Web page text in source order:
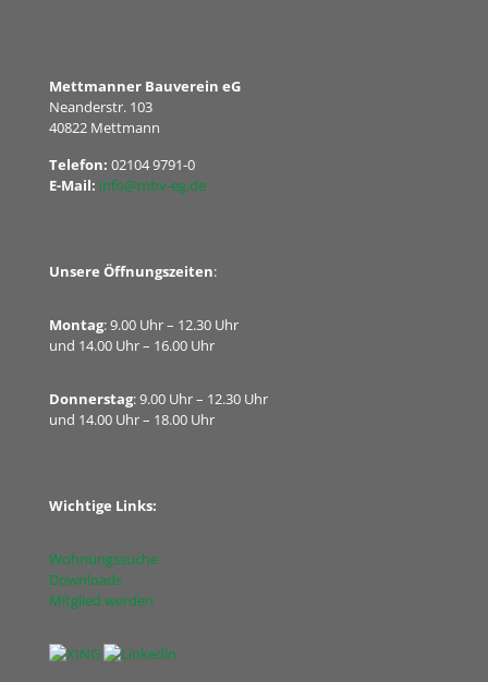
Mettmanner Bauverein eG
Neanderstr. 103
40822 Mettmann
Telefon: 02104 9791-0
E-Mail: info@mbv-eg.de
Unsere Öffnungszeiten:
Montag: 9.00 Uhr – 12.30 Uhr
und 14.00 Uhr – 16.00 Uhr
Donnerstag: 9.00 Uhr – 12.30 Uhr
und 14.00 Uhr – 18.00 Uhr
Wichtige Links:
Wohnungssuche
Downloads
Mitglied werden